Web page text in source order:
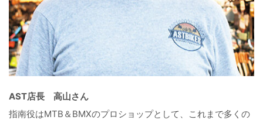
AST店長 高山さん
指南役はMTB＆BMXのプロショップとして、これまで多くの